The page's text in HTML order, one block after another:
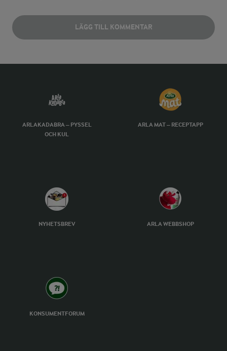
LÄGG TILL KOMMENTAR
ARLAKADABRA – PYSSEL
OCH KUL
ARLA MAT – RECEPTAPP
NYHETSBREV ARLA WEBBSHOP
KONSUMENTFORUM